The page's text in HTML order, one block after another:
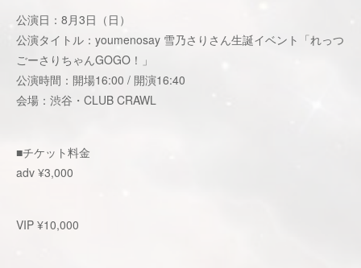
公演日：8月3日（日）
公演タイトル：youmenosay 雪乃さりさん生誕イベント「れっつ
ごーさりちゃんGOGO！」
公演時間：開場16:00 / 開演16:40
会場：渋谷・CLUB CRAWL
■チケット料金
adv ¥3,000
VIP ¥10,000